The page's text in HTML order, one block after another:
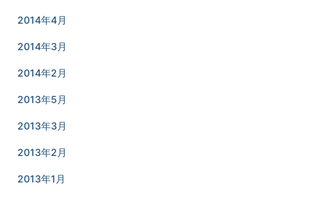
2014年4月
2014年3月
2014年2月
2013年5月
2013年3月
2013年2月
2013年1月